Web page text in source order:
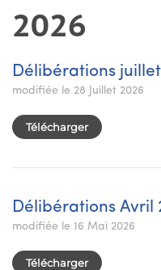
2026
Délibérations
modifiée le 28 Juillet 2026
Télécharger
Délibérations Avril
modifiée le 16 Mai 2026
Télécharger